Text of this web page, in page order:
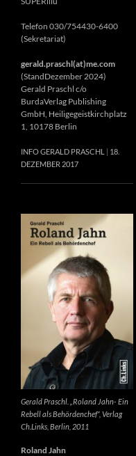
Telefon 030/754430-6400
(Sekretariat)
gerald.praschl(at)me.com
(StandDezember 2024)
Gerald Praschl c/o
BurdaVerlag Publishing
GmbH, Heiligegeistkirchplatz
1, 10178 Berlin
INFO GERALD PRASCHL
18.
DEZEMBER 2017
Gerald Praschl. „Roland Jahn- Ein
Rebell als Behördenchef“, Verlag
Ch.Links, Berlin, 2011
Roland Jahn